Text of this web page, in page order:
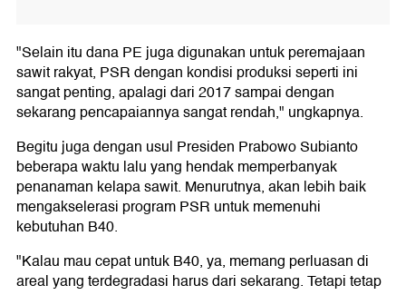
"Selain itu dana PE juga digunakan untuk peremajaan
sawit rakyat, PSR dengan kondisi produksi seperti ini
sangat penting, apalagi dari 2017 sampai dengan
sekarang pencapaiannya sangat rendah," ungkapnya.
Begitu juga dengan usul Presiden Prabowo Subianto
beberapa waktu lalu yang hendak memperbanyak
penanaman kelapa sawit. Menurutnya, akan lebih baik
mengakselerasi program PSR untuk memenuhi
kebutuhan B40.
"Kalau mau cepat untuk B40, ya, memang perluasan di
areal yang terdegradasi harus dari sekarang. Tetapi tetap